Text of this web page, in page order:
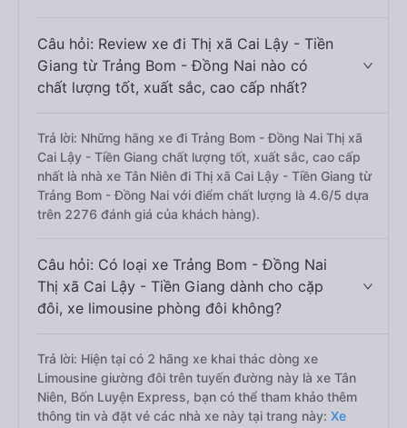
Câu hỏi: Review xe đi Thị xã Cai Lậy - Tiền
Giang từ Trảng Bom - Đồng Nai nào có
chất lượng tốt, xuất sắc, cao cấp nhất?
Trả lời: Những hãng xe đi Trảng Bom - Đồng Nai Thị xã
Cai Lậy - Tiền Giang chất lượng tốt, xuất sắc, cao cấp
nhất là nhà xe Tân Niên đi Thị xã Cai Lậy - Tiền Giang từ
Trảng Bom - Đồng Nai với điểm chất lượng là 4.6/5 dựa
trên 2276 đánh giá của khách hàng).
Câu hỏi: Có loại xe Trảng Bom - Đồng Nai
Thị xã Cai Lậy - Tiền Giang dành cho cặp
đôi, xe limousine phòng đôi không?
Trả lời: Hiện tại có 2 hãng xe khai thác dòng xe
Limousine giường đôi trên tuyến đường này là xe Tân
Niên, Bốn Luyện Express, bạn có thể tham khảo thêm
thông tin và đặt vé các nhà xe này tại trang này: Xe